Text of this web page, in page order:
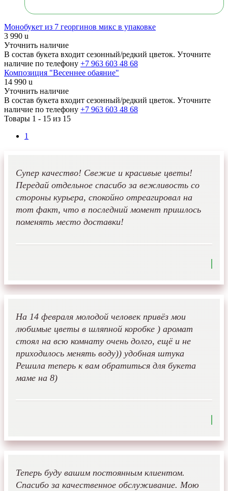
Монобукет из 7 георгинов микс в упаковке
3 990 u
Уточнить наличие
В состав букета входит сезонный/редкий цветок. Уточните
наличие по телефону +7 963 603 48 68
Композиция "Весеннее обаяние"
14 990 u
Уточнить наличие
В состав букета входит сезонный/редкий цветок. Уточните
наличие по телефону +7 963 603 48 68
Товары 1 - 15 из 15
1
Супер качество! Свежие и красивые цветы!
Передай отдельное спасибо за вежливость со
стороны курьера, спокойно отреагировал на
тот факт, что в последний момент пришлось
поменять место доставки!
На 14 февраля молодой человек привёз мои
любимые цветы в шляпной коробке ) аромат
стоял на всю комнату очень долго, ещё и не
приходилось менять воду)) удобная штука
Решила теперь к вам обратиться для букета
маме на 8)
Теперь буду вашим постоянным клиентом.
Спасибо за качественное обслуживание. Мою